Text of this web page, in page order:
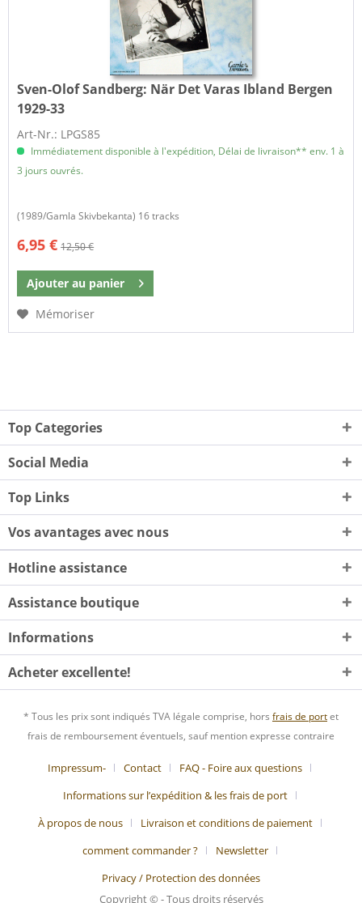
Sven-Olof Sandberg: När Det Varas Ibland Bergen
1929-33
Art-Nr.: LPGS85
Immédiatement disponible à l'expédition, Délai de livraison** env. 1 à
3 jours ouvrés.
(1989/Gamla Skivbekanta) 16 tracks
6,95 € 12,50 €
Ajouter au panier
Mémoriser
Top Categories
Social Media
Top Links
Vos avantages avec nous
Hotline assistance
Assistance boutique
Informations
Acheter excellente!
* Tous les prix sont indiqués TVA légale comprise, hors frais de portet
frais de remboursement éventuels, sauf mention expresse contraire
Impressum- Contact
FAQ - Foire aux questions
Informations sur l’expédition & les frais de port
À propos de nous
Livraison et conditions de paiement
comment commander ?
Newsletter
Privacy / Protection des données
Copyright © - Tous droits réservés